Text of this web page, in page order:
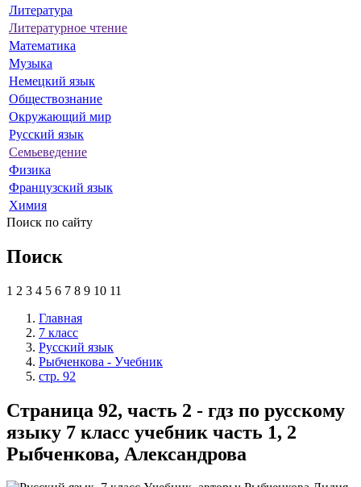
Литература
Литературное чтение
Математика
Музыка
Немецкий язык
Обществознание
Окружающий мир
Русский язык
Семьеведение
Физика
Французский язык
Химия
Поиск по сайту
Поиск
1 2 3 4 5 6 7 8 9 10 11
Главная
7 класс
Русский язык
Рыбченкова - Учебник
стр. 92
Страница 92, часть 2 - гдз по русскому
языку 7 класс учебник часть 1, 2
Рыбченкова, Александрова